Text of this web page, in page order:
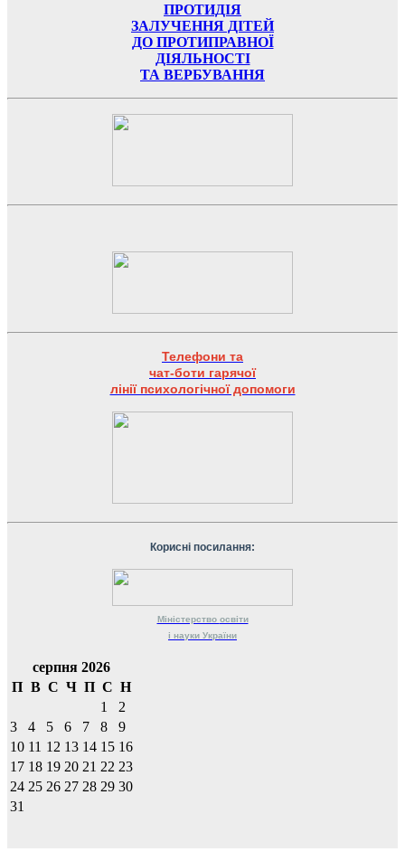
ПРОТИДІЯ
ЗАЛУЧЕННЯ ДІТЕЙ
ДО ПРОТИПРАВНОЇ
ДІЯЛЬНОСТІ
ТА ВЕРБУВАННЯ
Телефони та
чат-боти гарячої
лінії психологічної допомоги
Корисні посилання:
Міністерство освіти
і науки України
серпня 2026
П В С Ч П С Н
1
2
3
4 5 6 7 8
9
10 11 12 13 14 15 16
17 18 19 20 21 22 23
24 25 26 27 28 29 30
31